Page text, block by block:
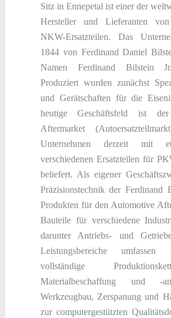
Sitz in Ennepetal ist einer der
Hersteller und Lieferanten
NKW-Ersatzteilen. Das
1844 von Ferdinand Daniel
Namen Ferdinand Bilstein
Produziert wurden zunächst
und Gerätschaften für die
heutige Geschäftsfeld ist
Aftermarket
Unternehmen derzeit mit
verschiedenen Ersatzteilen für
beliefert. Als eigener
Präzisionstechnik der Ferdinand
Produkten für den Automotive
Bauteile für verschiedene
darunter Antriebs- und
Leistungsbereiche
vollständige
Materialbeschaffung und -
Werkzeugbau, Zerspanung und
zur computergestützten